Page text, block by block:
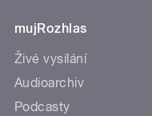
mujRozhlas
Živé vysílání
Audioarchiv
Podcasty